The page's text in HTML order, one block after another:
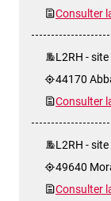
Consulter
L2RH -
44170
Consulter
L2RH - site
49640
Consulter